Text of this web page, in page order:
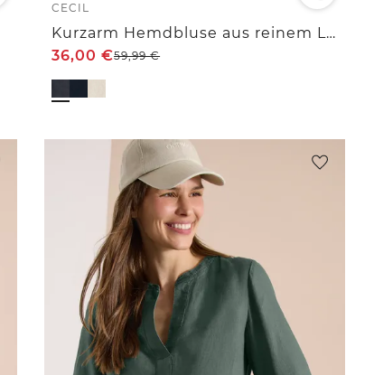
CECIL
Kurzarm Hemdbluse aus reinem Leinen
36,00€59,99€